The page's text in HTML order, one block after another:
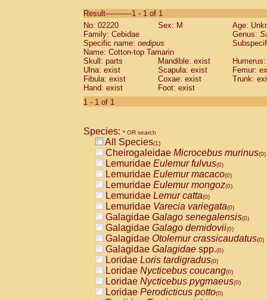
CebidaeSaguinus labiatus(0)
Cebidae Saguinus leucopus (0)
Cebidae
CebidaeSaguinus mystax
Cebidae Saguinus nigricollis (0)
Cebidae Saguinus oedipus
Cebidae Saguinus weddelli
Cebidae Saguinusspp.
Cebidae
CebidaeCebus capucinus
CebidaeCebus nigrivittatus
CebidaeCebus spp.(0)
CebidaeSaimiri boliviensis(0)
CebidaeSaimiri sciureus(0)
AtelidaeAlouatta caraya(0)
AtelidaeAlouatta fusca(0)
AtelidaeAlouatta seniculus(0)
AtelidaeAlouattaspp.(0)
AtelidaeAteles belzebuth(0)
AtelidaeAteles geoffroyi(0)
AtelidaeAteles paniscus(0)
AtelidaeAtelesspp.(0)
AtelidaeLagothrix lagothricha(0)
AtelidaeLagothrix lagothricha cana
PitheciidaeCacajao calvus
Result-----------1 - 1 of 1
No: 02220
Sex: M
Age:
Family: Cebidae
Genus:
Specific name: oedipus
Name: Cotton-top Tamarin
Skull: parts
Mandible: exist
Ulna: exist
Scapula: exist
Femur:
Fibula: exist
Coxae: exist
Trunk:
Hand: exist
Foot: exist
1 - 1 of 1
Species: * OR search
All Species(1)
Cheirogaleidae Microcebus murinus(0)
Lemuridae Eulemur fulvus(0)
Lemuridae Eulemur macaco(0)
Lemuridae Eulemur mongoz(0)
Lemuridae Lemur catta(0)
Lemuridae Varecia variegata(0)
Galagidae Galago senegalensis(0)
Galagidae Galago demidovii(0)
Galagidae Otolemur crassicaudatus(0)
Galagidae Galagidae spp.(0)
Loridae Loris tardigradus(0)
Loridae Nycticebus coucang(0)
Loridae Nycticebus pygmaeus(0)
Loridae Perodicticus potto(0)